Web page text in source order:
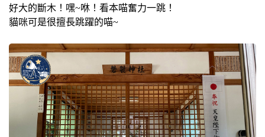
好大的斷木！嘿~咻！看本喵奮力一跳！
貓咪可是很擅長跳躍的喵~